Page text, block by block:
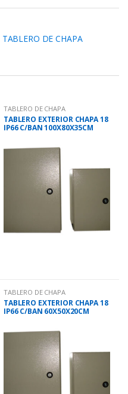
TABLERO DE CHAPA
TABLERO DE CHAPA
TABLERO EXTERIOR CHAPA 18
IP66 C/BAN 100X80X35CM
TABLERO DE CHAPA
TABLERO EXTERIOR CHAPA 18
IP66 C/BAN 60X50X20CM